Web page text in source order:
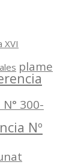
XVI
plame
300-
Nº